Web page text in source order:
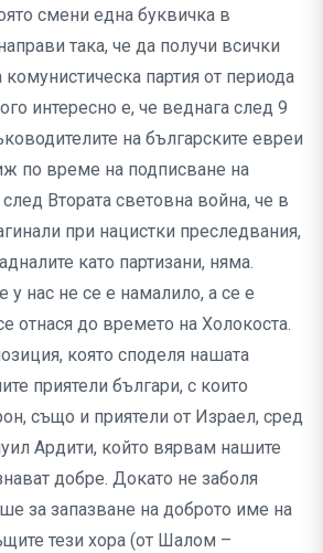
смени една буквичка в
така, че да получи всички
партия от периода
интересно е, че веднага след 9
на българските евреи
по време на подписване на
Втората световна война, че в
при нацистки преследвания,
като партизани, няма.
у нас не се е намалило, а се е
отнася до времето на Холокоста.
която споделя нашата
приятели българи, с които
също и приятели от Израел, сред
Ардити, който вярвам нашите
добре. Докато не заболя
за запазване на доброто име на
тези хора (от Шалом –